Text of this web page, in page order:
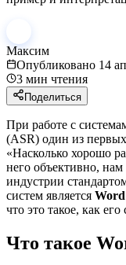
Максим
Опубликовано 14
3 мин чтения
Поделиться
При работе с
(ASR) один из
«Насколько хорошо
него объективно,
индустрии
систем является
что это такое, как
Что такое